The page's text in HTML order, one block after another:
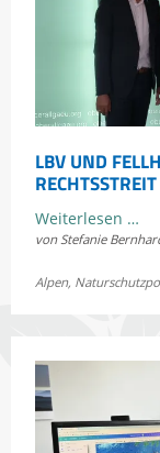
LBV UND
Weiterlesen …
die
von Stefanie
Alpen,